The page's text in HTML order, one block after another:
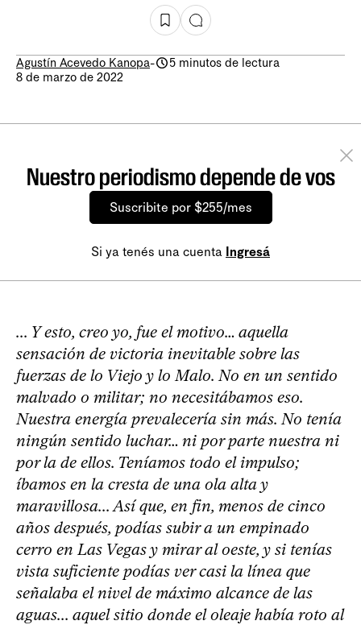
Agustín Acevedo Kanopa-
5 minutos de lectura
8 de marzo de 2022
Nuestro periodismo depende de vos
Suscribite por $255/mes
Si ya tenés una cuenta Ingresá
... Y esto, creo yo, fue el motivo… aquella
sensación de victoria inevitable sobre las
fuerzas de lo Viejo y lo Malo. No en un sentido
malvado o militar; no necesitábamos eso.
Nuestra energía prevalecería sin más. No tenía
ningún sentido luchar… ni por parte nuestra ni
por la de ellos. Teníamos todo el impulso;
íbamos en la cresta de una ola alta y
maravillosa... Así que, en fin, menos de cinco
años después, podías subir a un empinado
cerro en Las Vegas y mirar al oeste, y si tenías
vista suficiente podías ver casi la línea que
señalaba el nivel de máximo alcance de las
aguas... aquel sitio donde el oleaje había roto al